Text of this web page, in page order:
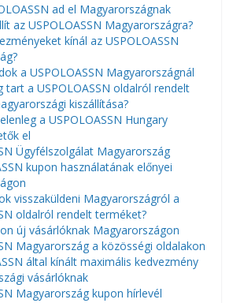
ad el Magyarországnak
az USPOLOASSN Magyarországra?
kínál az USPOLOASSN
a USPOLOASSN Magyarországnál
tart a USPOLOASSN oldalról rendelt
kiszállítása?
a USPOLOASSN Hungary
el
Ügyfélszolgálat Magyarország
kupon használatának előnyei
visszaküldeni Magyarországról a
oldalról rendelt terméket?
új vásárlóknak Magyarországon
Magyarország a közösségi oldalakon
által kínált maximális kedvezmény
vásárlóknak
Magyarország kupon hírlevél